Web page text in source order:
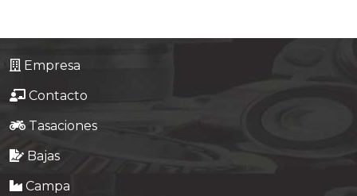
Contacto
Empresa
Contacto
Tasaciones
Bajas
Campa